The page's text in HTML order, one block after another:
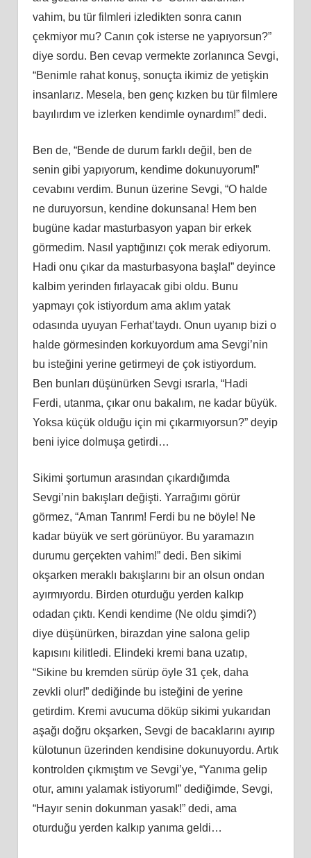
vahim, bu tür filmleri izledikten sonra canın
çekmiyor mu? Canın çok isterse ne yapıyorsun?”
diye sordu. Ben cevap vermekte zorlanınca Sevgi,
“Benimle rahat konuş, sonuçta ikimiz de yetişkin
insanlarız. Mesela, ben genç kızken bu tür filmlere
bayılırdım ve izlerken kendimle oynardım!” dedi.
Ben de, “Bende de durum farklı değil, ben de
senin gibi yapıyorum, kendime dokunuyorum!”
cevabını verdim. Bunun üzerine Sevgi, “O halde
ne duruyorsun, kendine dokunsana! Hem ben
bugüne kadar masturbasyon yapan bir erkek
görmedim. Nasıl yaptığınızı çok merak ediyorum.
Hadi onu çıkar da masturbasyona başla!” deyince
kalbim yerinden fırlayacak gibi oldu. Bunu
yapmayı çok istiyordum ama aklım yatak
odasında uyuyan Ferhat’taydı. Onun uyanıp bizi o
halde görmesinden korkuyordum ama Sevgi’nin
bu isteğini yerine getirmeyi de çok istiyordum.
Ben bunları düşünürken Sevgi ısrarla, “Hadi
Ferdi, utanma, çıkar onu bakalım, ne kadar büyük.
Yoksa küçük olduğu için mi çıkarmıyorsun?” deyip
beni iyice dolmuşa getirdi…
Sikimi şortumun arasından çıkardığımda
Sevgi’nin bakışları değişti. Yarrağımı görür
görmez, “Aman Tanrım! Ferdi bu ne böyle! Ne
kadar büyük ve sert görünüyor. Bu yaramazın
durumu gerçekten vahim!” dedi. Ben sikimi
okşarken meraklı bakışlarını bir an olsun ondan
ayırmıyordu. Birden oturduğu yerden kalkıp
odadan çıktı. Kendi kendime (Ne oldu şimdi?)
diye düşünürken, birazdan yine salona gelip
kapısını kilitledi. Elindeki kremi bana uzatıp,
“Sikine bu kremden sürüp öyle 31 çek, daha
zevkli olur!” dediğinde bu isteğini de yerine
getirdim. Kremi avucuma döküp sikimi yukarıdan
aşağı doğru okşarken, Sevgi de bacaklarını ayırıp
külotunun üzerinden kendisine dokunuyordu. Artık
kontrolden çıkmıştım ve Sevgi’ye, “Yanıma gelip
otur, amını yalamak istiyorum!” dediğimde, Sevgi,
“Hayır senin dokunman yasak!” dedi, ama
oturduğu yerden kalkıp yanıma geldi…